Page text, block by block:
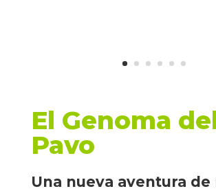
El Genoma
Pavo
Una nueva aventura